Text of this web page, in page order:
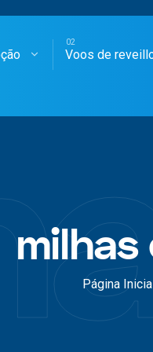
Voos de
milhas
Página Inicial